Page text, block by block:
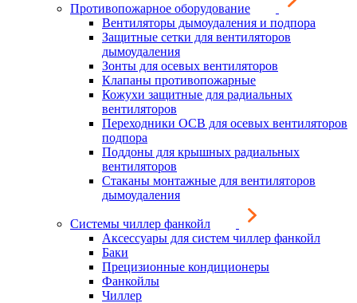
Противопожарное оборудование
Вентиляторы дымоудаления и подпора
Защитные сетки для вентиляторов
дымоудаления
Зонты для осевых вентиляторов
Клапаны противопожарные
Кожухи защитные для радиальных
вентиляторов
Переходники ОСВ для осевых вентиляторов
подпора
Поддоны для крышных радиальных
вентиляторов
Стаканы монтажные для вентиляторов
дымоудаления
Системы чиллер фанкойл
Аксессуары для систем чиллер фанкойл
Баки
Прецизионные кондиционеры
Фанкойлы
Чиллер